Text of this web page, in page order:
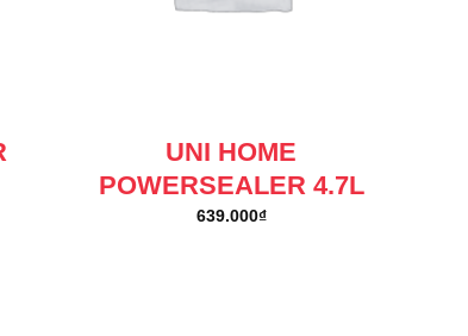
UNI HOME
POWERSEALER 4.7L
639.000₫